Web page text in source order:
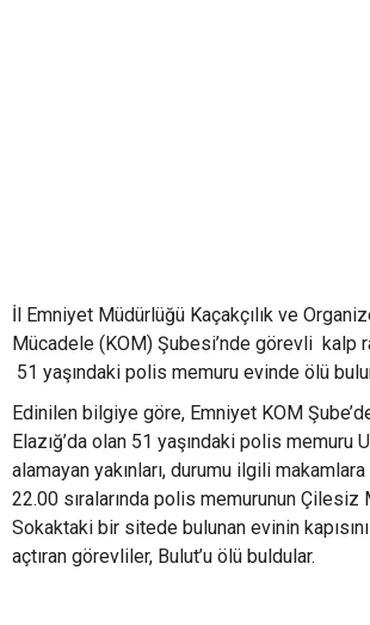
İl Emniyet Müdürlüğü Kaçakçılık ve
Mücadele (KOM) Şubesi’nde görevli kalp
51 yaşındaki polis memuru evinde ölü
Edinilen bilgiye göre, Emniyet KOM
Elazığ’da olan 51 yaşındaki polis memuru
alamayan yakınları, durumu ilgili
22.00 sıralarında polis memurunun Çilesiz
Sokaktaki bir sitede bulunan evinin
açtıran görevliler, Bulut’u ölü buldular.